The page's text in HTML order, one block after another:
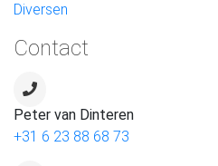
Diversen
Contact
Peter van Dinteren
+31 6 23 88 68 73